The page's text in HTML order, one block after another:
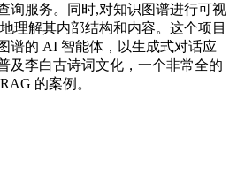
询服务。同时,对知识图谱进行可视
理解其内部结构和内容。这个项目
谱的 AI 智能体，以生成式对话应
及李白古诗词文化，一个非常全的
的案例。